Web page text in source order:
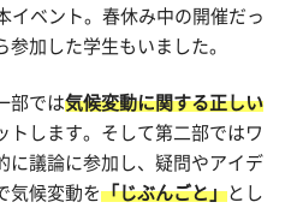
イベント。春休み中の開催だっ
加した学生もいました。
部では気候変動に関する正しい
トします。そして第二部ではワ
に議論に参加し、疑問やアイデ
気候変動を「じぶんごと」とし